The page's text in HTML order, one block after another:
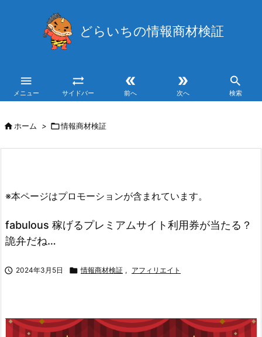
どらいちの情報商材検証

メニュー

サイドバー

前へ

次へ

検索
ホーム > 情報商材検証
※本ページはプロモーションが含まれています。
fabulous 稼げるプレミアムサイト利用券が当たる？
詭弁だね…
 2024年3月5日  情報商材検証 , アフィリエイト